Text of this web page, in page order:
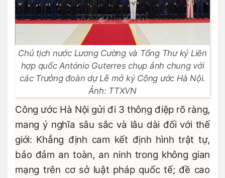
Chủ tịch nước Lương Cường và Tổng Thư ký Liên
hợp quốc António Guterres chụp ảnh chung với
các Trưởng đoàn dự Lễ mở ký Công ước Hà Nội.
Ảnh: TTXVN
Công ước Hà Nội gửi đi 3 thông điệp rõ ràng,
mang ý nghĩa sâu sắc và lâu dài đối với thế
giới: Khẳng định cam kết định hình trật tự,
bảo đảm an toàn, an ninh trong không gian
mạng trên cơ sở luật pháp quốc tế; đề cao